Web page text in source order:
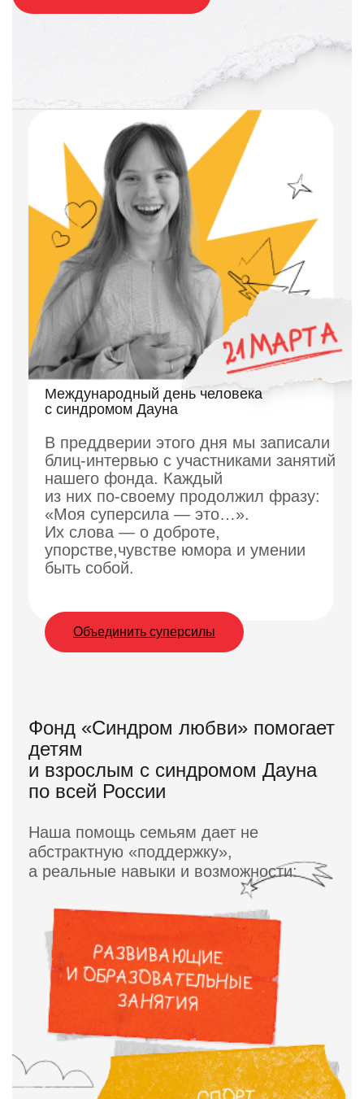
Международный день человека
с синдромом Дауна
В преддверии этого дня мы записали
блиц-интервью с участниками занятий
нашего фонда. Каждый
из них по‑своему продолжил фразу:
«Моя суперсила — это…».
Их слова — о доброте,
упорстве,чувстве юмора и умении
быть собой.
Объединить суперсилы
Фонд «Синдром любви» помогает
детям
и взрослым с синдромом Дауна
по всей России
Наша помощь семьям дает не
абстрактную «поддержку»,
а реальные навыки и возможности: